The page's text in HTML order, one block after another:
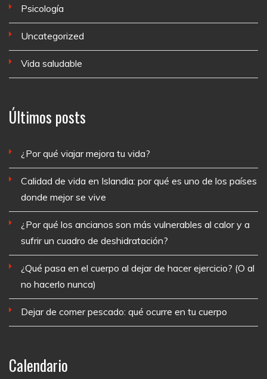
Psicología
Uncategorized
Vida saludable
Últimos posts
¿Por qué viajar mejora tu vida?
Calidad de vida en Islandia: por qué es uno de los países
donde mejor se vive
¿Por qué los ancianos son más vulnerables al calor y a
sufrir un cuadro de deshidratación?
¿Qué pasa en el cuerpo al dejar de hacer ejercicio? (O al
no hacerlo nunca)
Dejar de comer pescado: qué ocurre en tu cuerpo
Calendario